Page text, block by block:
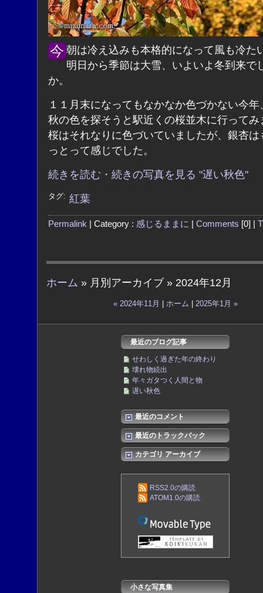
今朝は冷え込みも本格的になって風も冷たいです。
明日から季節は大雪、いよいよ冬到来で
か。
１１月末になってもなかなか色づかない今年
秋の色を探そうと駅近くの桜並木に行ってみ
桜はそれなりに色づいていましたが、銀杏は
っとって感じでした。
続きを読む・続きの写真を見る "遅い秋色"
タグ: 紅葉
Permalink | Category : 感じるままに Comments [0] |
ホーム » 月別アーカイブ » 2024年12月
« 2024年11月 ホーム 2025年1月 »
最近のブログ記事
せわしく過ぎた年の終わり
壊れ物続出
年々ガタつく人間と物
遅い秋色
最近のコメント
最近のトラックバック
カテゴリ アーカイブ
RSS2.0の購読
ATOM1.0の購読
小さな写真集